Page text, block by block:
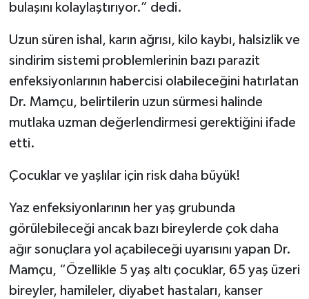
bulaşını kolaylaştırıyor.” dedi.
Uzun süren ishal, karın ağrısı, kilo kaybı, halsizlik ve
sindirim sistemi problemlerinin bazı parazit
enfeksiyonlarının habercisi olabileceğini hatırlatan
Dr. Mamçu, belirtilerin uzun sürmesi halinde
mutlaka uzman değerlendirmesi gerektiğini ifade
etti.
Çocuklar ve yaşlılar için risk daha büyük!
Yaz enfeksiyonlarının her yaş grubunda
görülebileceği ancak bazı bireylerde çok daha
ağır sonuçlara yol açabileceği uyarısını yapan Dr.
Mamçu, “Özellikle 5 yaş altı çocuklar, 65 yaş üzeri
bireyler, hamileler, diyabet hastaları, kanser